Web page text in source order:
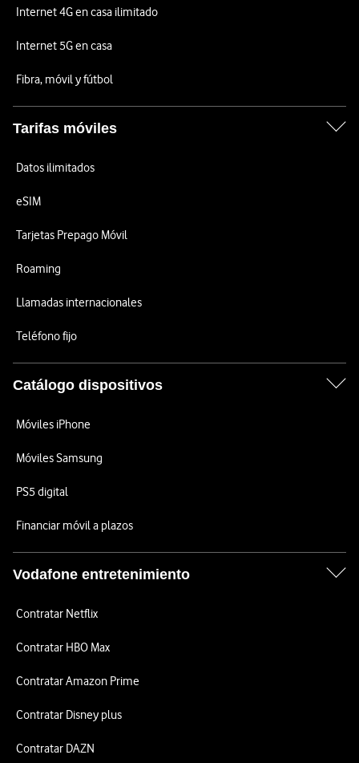
Internet 4G en casa ilimitado
Internet 5G en casa
Fibra, móvil y fútbol
Tarifas móviles
Datos ilimitados
eSIM
Tarjetas Prepago Móvil
Roaming
Llamadas internacionales
Teléfono fijo
Catálogo dispositivos
Móviles iPhone
Móviles Samsung
PS5 digital
Financiar móvil a plazos
Vodafone entretenimiento
Contratar Netflix
Contratar HBO Max
Contratar Amazon Prime
Contratar Disney plus
Contratar DAZN